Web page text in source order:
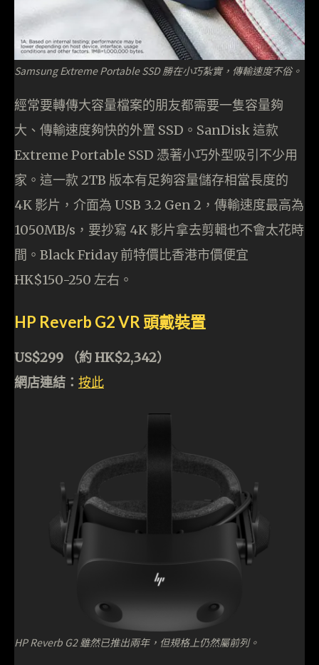
Samsung Extreme Portable SSD 勝在小巧紮實，傳輸速度不俗。
經常要轉傳大容量檔案的朋友都需要一隻容量夠
大、傳輸速度夠快的外置 SSD。SanDisk 這款
Extreme Portable SSD 憑著小巧外型吸引不少用
家。這一款 2TB 版本有足夠容量儲存相當長度的
4K 影片，介面為 USB 3.2 Gen 2，傳輸速度最高為
1050MB/s，要抄寫 4K 影片拿去剪輯也不會太花時
間。Black Friday 前特價比香港市價便宜
HK$150-250 左右。
HP Reverb G2 VR 頭戴裝置
US$299 （約 HK$2,342）
網店連結： 按此
HP Reverb G2 雖然已推出兩年，但規格上仍然屬前列。